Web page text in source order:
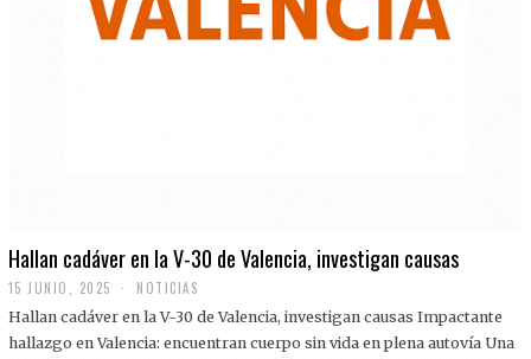
Hallan cadáver en la V-30 de Valencia, investigan causas
15 JUNIO, 2025 NOTICIAS
Hallan cadáver en la V-30 de Valencia, investigan causas Impactante
hallazgo en Valencia: encuentran cuerpo sin vida en plena autovía Una